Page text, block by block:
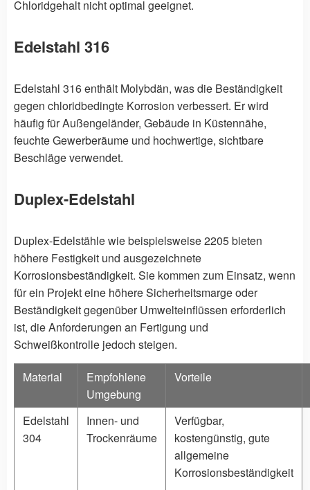
Chloridgehalt nicht optimal geeignet.
Edelstahl 316
Edelstahl 316 enthält Molybdän, was die Beständigkeit
gegen chloridbedingte Korrosion verbessert. Er wird
häufig für Außengeländer, Gebäude in Küstennähe,
feuchte Gewerberäume und hochwertige, sichtbare
Beschläge verwendet.
Duplex-Edelstahl
Duplex-Edelstähle wie beispielsweise 2205 bieten
höhere Festigkeit und ausgezeichnete
Korrosionsbeständigkeit. Sie kommen zum Einsatz, wenn
für ein Projekt eine höhere Sicherheitsmarge oder
Beständigkeit gegenüber Umwelteinflüssen erforderlich
ist, die Anforderungen an Fertigung und
Schweißkontrolle jedoch steigen.
Material
Empfohlene
Umgebung
Vorteile
Edelstahl
304
Innen- und
Trockenräume
Verfügbar,
kostengünstig, gute
allgemeine
Korrosionsbeständigkeit